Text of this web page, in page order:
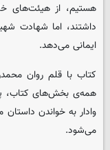
هستیم، از هیئت‌های
داشتند، اما شهادت
ایمانی می‌دهد.
کتاب با قلم روان
همه‌ی بخش‌های کتاب،
وادار به خواندن
می‌شود.